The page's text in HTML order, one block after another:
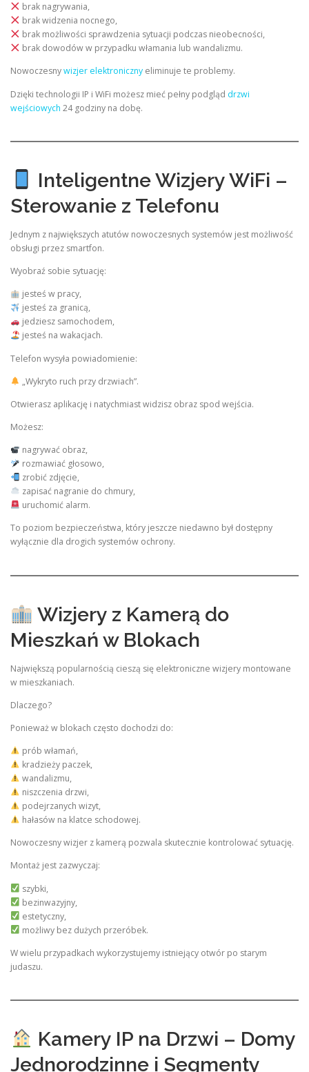
brak nagrywania,
brak widzenia nocnego,
brak możliwości sprawdzenia sytuacji podczas nieobecności,
brak dowodów w przypadku włamania lub wandalizmu.
Nowoczesnywizjer elektroniczny eliminuje te problemy.
Dzięki technologii IP i WiFi możesz mieć pełny podgląd drzwi
wejściowych 24 godziny na dobę.
Inteligentne Wizjery WiFi –
Sterowanie z Telefonu
Jednym z największych atutów nowoczesnych systemów jest możliwość
obsługi przez smartfon.
Wyobraź sobie sytuację:
jesteś w pracy,
jesteś za granicą,
jedziesz samochodem,
jesteś na wakacjach.
Telefon wysyła powiadomienie:
„Wykryto ruch przy drzwiach”.
Otwierasz aplikację i natychmiast widzisz obraz spod wejścia.
Możesz:
nagrywać obraz,
rozmawiać głosowo,
zrobić zdjęcie,
zapisać nagranie do chmury,
uruchomić alarm.
To poziom bezpieczeństwa, który jeszcze niedawno był dostępny
wyłącznie dla drogich systemów ochrony.
Wizjery z Kamerą do
Mieszkań w Blokach
Największą popularnością cieszą się elektroniczne wizjery montowane
w mieszkaniach.
Dlaczego?
Ponieważ w blokach często dochodzi do:
prób włamań,
kradzieży paczek,
wandalizmu,
niszczenia drzwi,
podejrzanych wizyt,
hałasów na klatce schodowej.
Nowoczesny wizjer z kamerą pozwala skutecznie kontrolować sytuację.
Montaż jest zazwyczaj:
szybki,
bezinwazyjny,
estetyczny,
możliwy bez dużych przeróbek.
W wielu przypadkach wykorzystujemy istniejący otwór po starym
judaszu.
Kamery IP na Drzwi – Domy
Jednorodzinne i Segmenty